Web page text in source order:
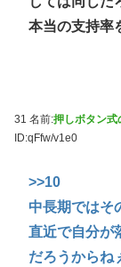
本当の支持率
31 名前:押しボタン式
ID:qFfw/v1e0
>>10
中長期ではそ
直近で自分が
だろうからね